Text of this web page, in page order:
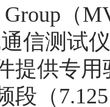
Group（
信测试
提供专
段（